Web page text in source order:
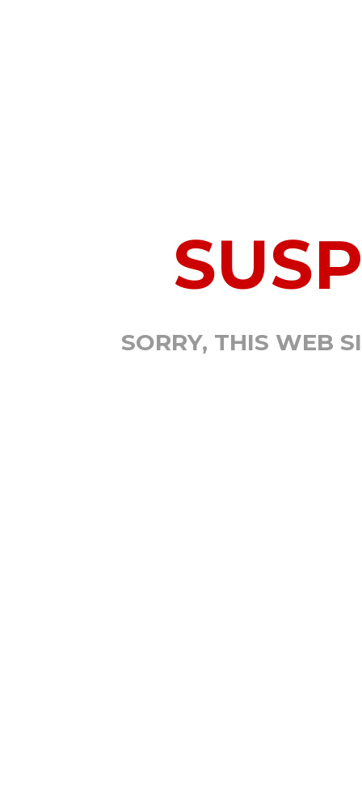
SORRY, THIS WEB